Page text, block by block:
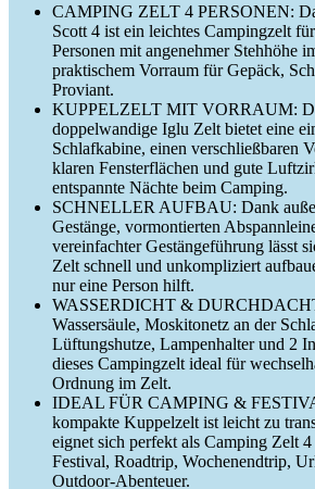
CAMPING ZELT 4 PERSONEN:
Scott 4 ist ein leichtes Campingzelt
Personen mit angenehmer Stehhöhe
praktischem Vorraum für Gepäck,
Proviant.
KUPPELZELT MIT VORRAUM:
doppelwandige Iglu Zelt bietet eine
Schlafkabine, einen verschließbaren
klaren Fensterflächen und gute
entspannte Nächte beim Camping.
SCHNELLER AUFBAU: Dank
Gestänge, vormontierten
vereinfachter Gestängeführung lässt
Zelt schnell und unkompliziert
nur eine Person hilft.
WASSERDICHT &
Wassersäule, Moskitonetz an der
Lüftungshutze, Lampenhalter und 2
dieses Campingzelt ideal für
Ordnung im Zelt.
IDEAL FÜR CAMPING &
kompakte Kuppelzelt ist leicht zu
eignet sich perfekt als Camping Zelt
Festival, Roadtrip, Wochenendtrip,
Outdoor-Abenteuer.